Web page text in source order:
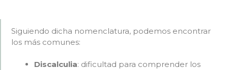
Siguiendo dicha nomenclatura, podemos encontrar
los más comunes:
Discalculia: dificultad para comprender los